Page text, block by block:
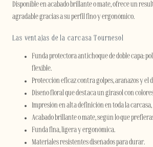
Disponible en acabado brillante o mate, ofrece un
agradable gracias a su perfil fino y ergonómico.
Las ventajas de la carcasa Tournesol
Funda protectora antichoque de doble capa:
flexible.
Protección eficaz contra golpes, arañazos y el
Diseño floral que destaca un girasol con
Impresión en alta definición en toda la
Acabado brillante o mate, según lo que
Funda fina, ligera y ergonómica.
Materiales resistentes diseñados para durar.